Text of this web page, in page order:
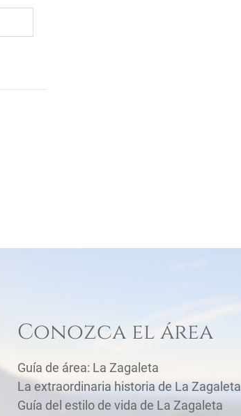
Conozca el área
Guía de área: La Zagaleta
La extraordinaria historia de La Zagaleta
Guía del estilo de vida de La Zagaleta